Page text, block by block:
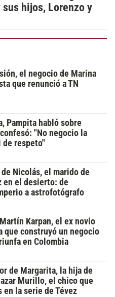
hijos, Lorenzo y
el negocio de Marina
que renunció a TN
Pampita habló sobre
"No negocio la
respeto"
Nicolás, el marido de
en el desierto: de
a astrofotógrafo
Karpan, el ex novio
que construyó un negocio
en Colombia
de Margarita, la hija de
Murillo, el chico que
en la serie de Tévez